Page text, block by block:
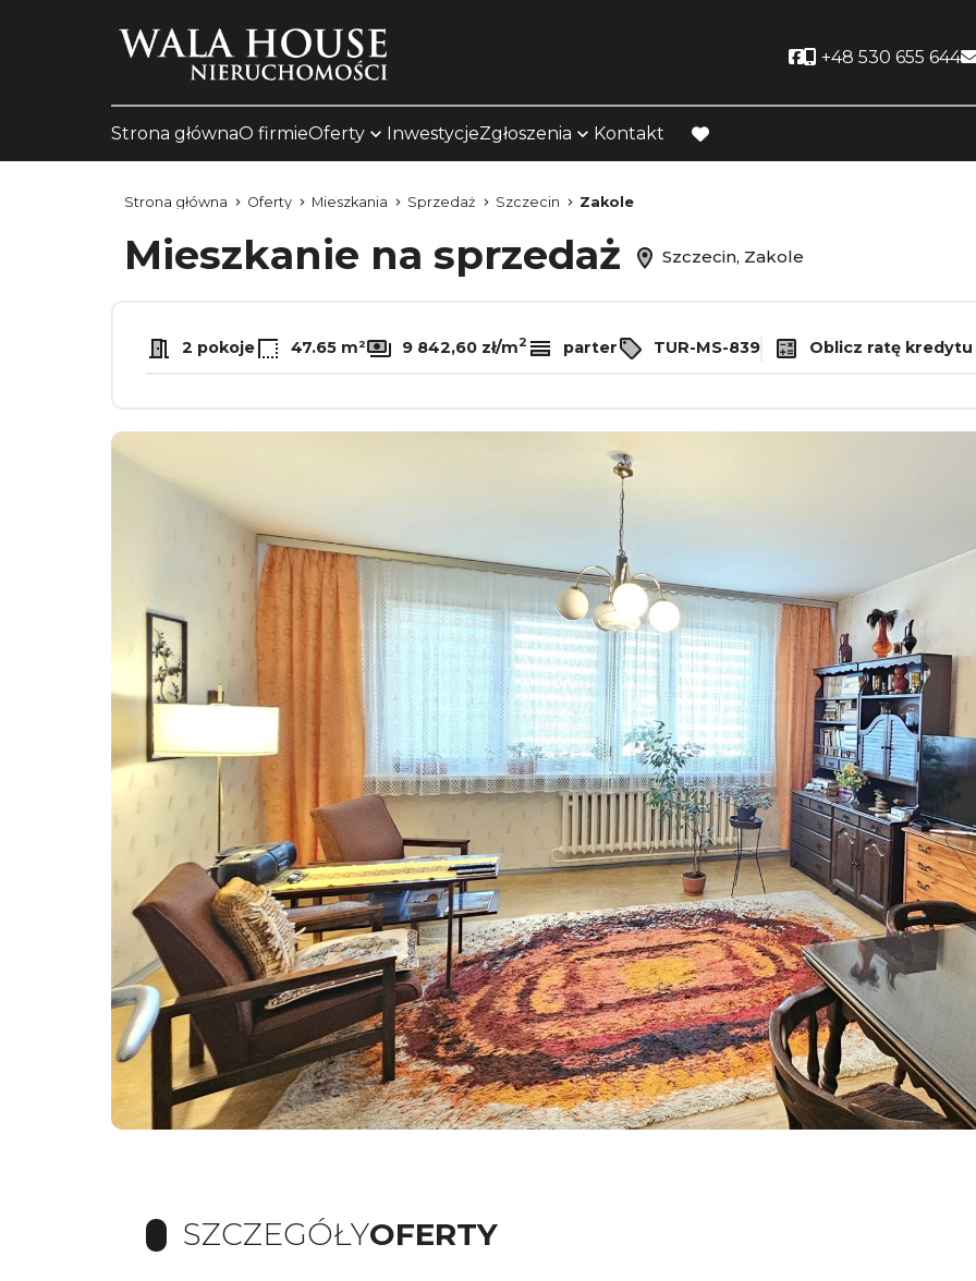
Social link
+48 530 655 644
Strona głównaO firmieOferty InwestycjeZgłoszenia Kontakt
favorite
Strona główna Oferty Mieszkania Sprzedaż Szczecin Zakole
Mieszkanie na sprzedaż Szczecin, Zakole
2 pokoje 47.65 m² 9 842,60 zł/m2 parter TUR-MS-839 Oblicz ratę kredytu
SZCZEGÓŁYOFERTY